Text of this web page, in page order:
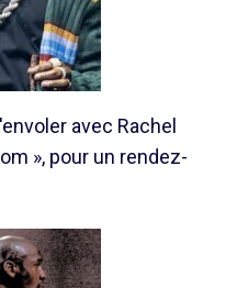
avec Rachel
», pour un rendez-